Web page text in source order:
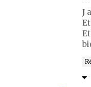
J